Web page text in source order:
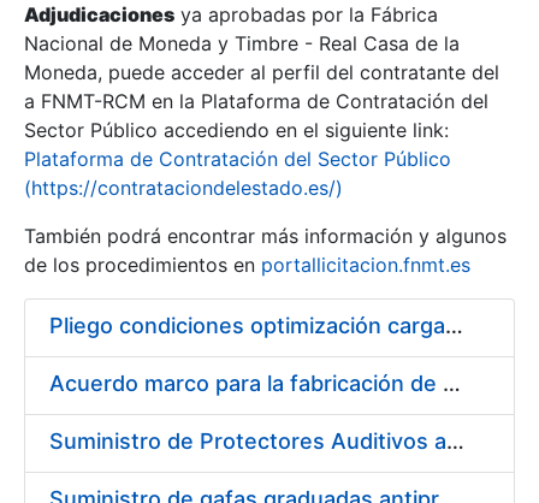
Mostrar/Ocultar
Mostrar/Ocultar
Adjudicaciones ya aprobadas por la Fábrica
Nacional de Moneda y Timbre - Real Casa de la
Moneda, puede acceder al perfil del contratante del
a FNMT-RCM en la Plataforma de Contratación del
Sector Público accediendo en el siguiente link:
Plataforma de Contratación del Sector Público
(https://contrataciondelestado.es/)
También podrá encontrar más información y algunos
de los procedimientos en portallicitacion.fnmt.es
Pliego condiciones optimización cargas compras firmado
Acuerdo marco para la fabricación de piezas
Suministro de Protectores Auditivos a medida para las personas trabajadoras de los Centros de Trabajo de Madrid y Burgos